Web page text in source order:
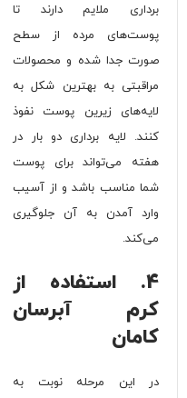
برداری ملایم دارند تا
پوست‌های مرده از سطح
صورت جدا شده و محصولات
مراقبتی به بهترین شکل به
لایه‌های زیرین پوست نفوذ
کنند. لایه برداری دو بار در
هفته می‌تواند برای پوست
شما مناسب باشد و از آسیب
وارد آمدن به آن جلوگیری
می‌کند.
4. استفاده از
کرم آبرسان
کامان
در این مرحله نوبت به